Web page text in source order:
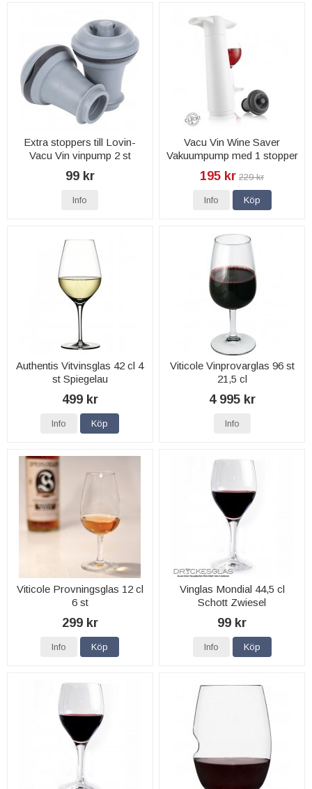
Extra stoppers till Lovin-
Vacu Vin vinpump 2 st
99 kr
Info
Vacu Vin Wine Saver
Vakuumpump med 1 stopper
195 kr 229 kr
Info Köp
Authentis Vitvinsglas 42 cl 4
st Spiegelau
499 kr
Info Köp
Viticole Vinprovarglas 96 st
21,5 cl
4 995 kr
Info
Viticole Provningsglas 12 cl
6 st
299 kr
Info Köp
Vinglas Mondial 44,5 cl
Schott Zwiesel
99 kr
Info Köp